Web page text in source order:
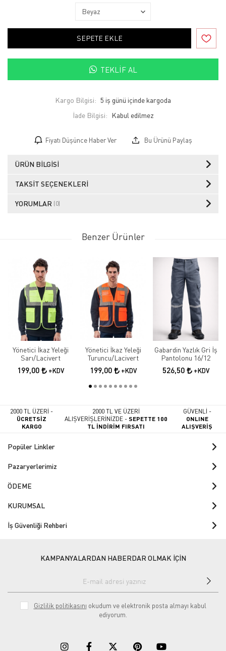
SEPETE EKLE
TEKLIF AL
Kargo Bilgisi: 5 iş günü içinde kargoda
İade Bilgisi:
Fiyatı Düşünce Haber Ver Bu Ürünü Paylaş
ÜRÜN BILGISI
TAKSIT SEÇENEKLERI
YORUMLAR (0)
Benzer Ürünler
Yönetici İkaz Yeleği
Sarı/Lacivert
199,00 +KDV
Yönetici İkaz Yeleği
Turuncu/Lacivert
199,00 +KDV
Gabardin Yazlık Gri İş
Pantolonu 16/12
526,50 +KDV
2000 TL ÜZERİ -
ÜCRETSİZ
KARGO
2000 TL VE ÜZERİ
ALIŞVERİŞLERİNİZDE -SEPETTE 100
TL İNDİRİM FIRSATI
GÜVENLİ -
ONLINE
ALIŞVERİŞ
Popüler Linkler
Pazaryerlerimiz
ÖDEME
KURUMSAL
İş Güvenliği Rehberi
KAMPANYALARDAN HABERDAR OLMAK İÇİN
Gizlilik politikasını okudum ve elektronik posta almayı kabul
ediyorum.